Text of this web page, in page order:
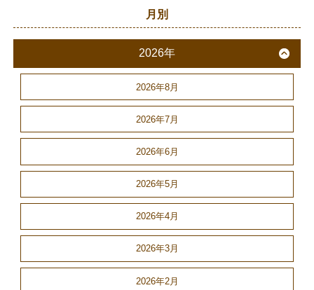
月別
2026年
2026年8月
2026年7月
2026年6月
2026年5月
2026年4月
2026年3月
2026年2月